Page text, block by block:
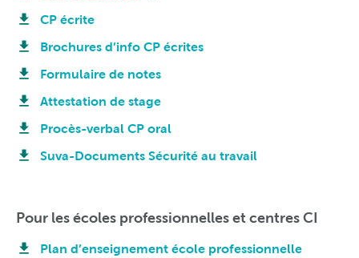
CP écrite
Brochures d’info CP écrites
Formulaire de notes
Attestation de stage
Procès-verbal CP oral
Suva-Documents Sécurité au travail
Pour les écoles professionnelles et centres CI
Plan d’enseignement école professionnelle